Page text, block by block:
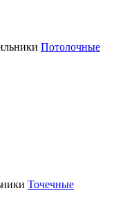
Потолочные
Точечные